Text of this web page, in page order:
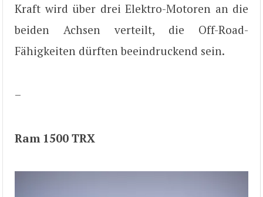
Kraft wird über drei Elektro-Motoren an die
beiden Achsen verteilt, die Off-Road-
Fähigkeiten dürften beeindruckend sein.
–
Ram 1500 TRX